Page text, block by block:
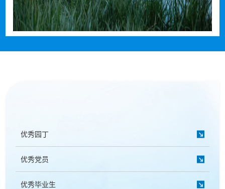
优秀园丁
优秀党员
优秀毕业生